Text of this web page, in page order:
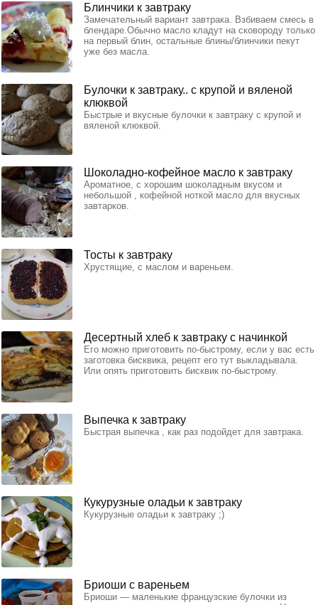
Блинчики к завтраку
Замечательный вариант завтрака. Взбиваем смесь в
блендаре.Обычно масло кладут на сковороду только
на первый блин, остальные блины/блинчики пекут
уже без масла.
Булочки к завтраку.. с крупой и вяленой
клюквой
Быстрые и вкусные булочки к завтраку с крупой и
вяленой клюквой.
Шоколадно-кофейное масло к завтраку
Ароматное, с хорошим шоколадным вкусом и
небольшой , кофейной ноткой масло для вкусных
завтарков.
Тосты к завтраку
Хрустящие, с маслом и вареньем.
Десертный хлеб к завтраку с начинкой
Его можно приготовить по-быстрому, если у вас есть
заготовка бисквика, рецепт его тут выкладывала.
Или опять приготовить бисквик по-быстрому.
Выпечка к завтраку
Быстрая выпечка , как раз подойдет для завтрака.
Кукурузные оладьи к завтраку
Кукурузные оладьи к завтраку ;)
Бриоши с вареньем
Бриоши — маленькие французские булочки из